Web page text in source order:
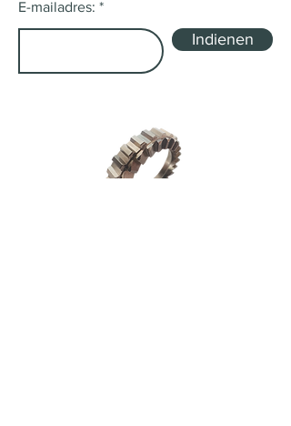
E-mailadres:
Indienen